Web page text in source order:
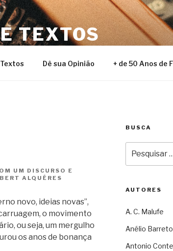
TEXTOS
Dê sua Opinião + de 50 Anos de
UM DISCURSO E
ALQUÉRES
novo, ideias novas”,
o movimento
ou seja, um mergulho
os anos de bonança
BUSCA
por:
AUTORES
A. C. Malufe
Anélio Barreto
Antonio